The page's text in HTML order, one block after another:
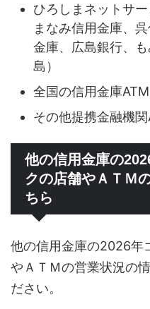
ひろしまネットサ
まなみ信用金庫、
金庫、広島銀行、
島）
全国の信用金庫ATM
その他提携金融機
他の信用金庫の
クの店舗やＡＴＭ
ちら
他の信用金庫の2026年
やＡＴＭの営業状況の
ださい。